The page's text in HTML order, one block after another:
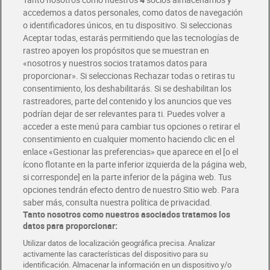
Envío gratis por compras superiores a 100€
Envío estandar por 4,99€
Glovo y Uber Eats
Solicita tu factura de Glovo o Uber Eats
Únete al CLUB Dia
Disfruta las ventajas y ofertas exclusivas.
Descárgate la APP Dia
Folletos y Tiendas
Descubre las mejores ofertas y busca tu tienda más cercana
Tarjeta MaX Dia
Te devuelve hasta 8€/mes de tus compras.
¡Solicita tu tarjeta de crédito aquí!
COMER MEJOR CADA DIA
accedemos a datos personales, como datos de navegación
o identificadores únicos, en tu dispositivo. Si seleccionas
Aceptar todas, estarás permitiendo que las tecnologías de
rastreo apoyen los propósitos que se muestran en
«nosotros y nuestros socios tratamos datos para
proporcionar». Si seleccionas Rechazar todas o retiras tu
consentimiento, los deshabilitarás. Si se deshabilitan los
rastreadores, parte del contenido y los anuncios que ves
podrían dejar de ser relevantes para ti. Puedes volver a
acceder a este menú para cambiar tus opciones o retirar el
consentimiento en cualquier momento haciendo clic en el
enlace «Gestionar las preferencias» que aparece en el [o el
ícono flotante en la parte inferior izquierda de la página web,
si corresponde] en la parte inferior de la página web. Tus
opciones tendrán efecto dentro de nuestro Sitio web. Para
saber más, consulta nuestra política de privacidad.
Tanto nosotros como nuestros asociados tratamos los
datos para proporcionar:
Utilizar datos de localización geográfica precisa. Analizar
activamente las características del dispositivo para su
identificación. Almacenar la información en un dispositivo y/o